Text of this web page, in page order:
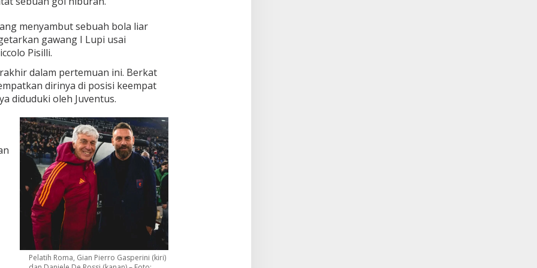
menyambut sebuah bola liar
gawang I Lupi usai
Pisilli.
dalam pertemuan ini. Berkat
dirinya di posisi keempat
diduduki oleh Juventus.
Pelatih Roma, Gian Pierro Gasperini (kiri)